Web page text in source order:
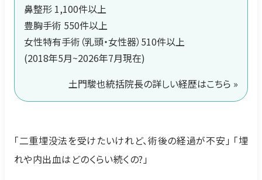
鼻整形 1,100件以上
豊胸手術 550件以上
女性特有手術（乳頭・女性器）510件以上
(2018年5月~2026年7月現在)
土門駿也統括院長の詳しい経歴はこちら »
「二重埋没法を受けたいけれど、術後の経過が不安」 「埋
れや内出血はどのくらい続くの?」